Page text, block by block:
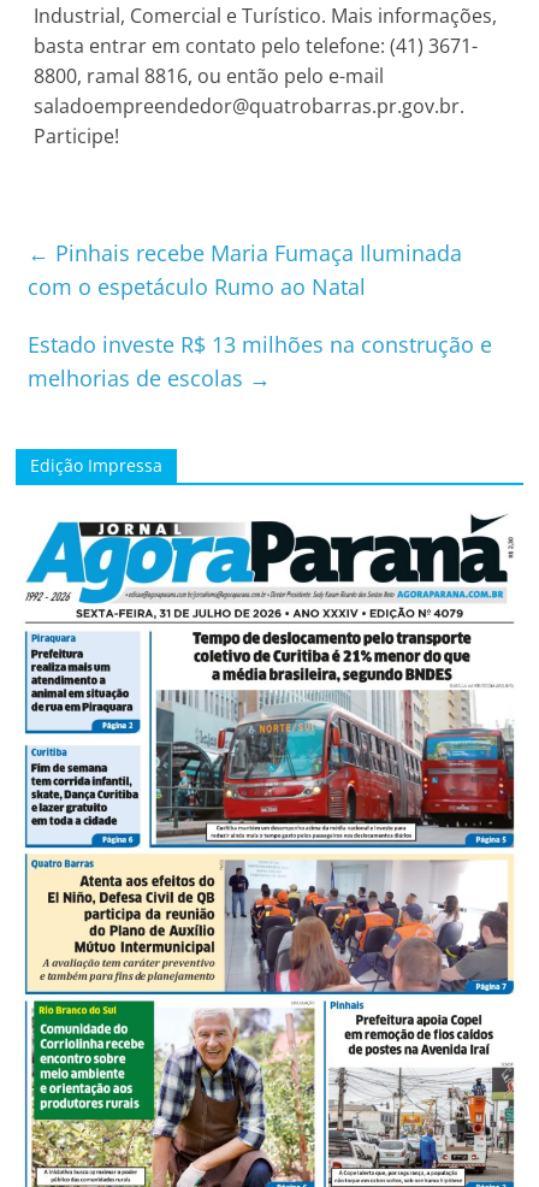
Industrial, Comercial e Turístico. Mais informações,
basta entrar em contato pelo telefone: (41) 3671-
8800, ramal 8816, ou então pelo e-mail
saladoempreendedor@quatrobarras.pr.gov.br.
Participe!
← Pinhais recebe Maria Fumaça Iluminada
com o espetáculo Rumo ao Natal
Estado investe R$ 13 milhões na construção e
melhorias de escolas →
Edição Impressa